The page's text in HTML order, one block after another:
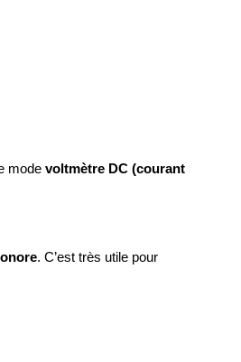
mode voltmètre DC (courant
. C’est très utile pour